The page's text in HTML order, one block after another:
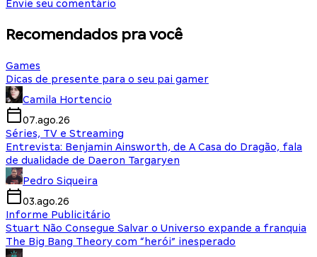
Envie seu comentário
Recomendados pra você
Games
Dicas de presente para o seu pai gamer
Camila Hortencio
07.ago.26
Séries, TV e Streaming
Entrevista: Benjamin Ainsworth, de A Casa do Dragão, fala
de dualidade de Daeron Targaryen
Pedro Siqueira
03.ago.26
Informe Publicitário
Stuart Não Consegue Salvar o Universo expande a franquia
The Big Bang Theory com “herói” inesperado